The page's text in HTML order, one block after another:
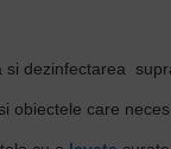
dezinfectarea
obiectele care